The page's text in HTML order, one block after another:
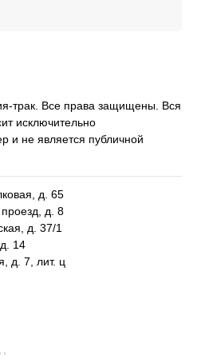
трак. Все права защищены. Вся
исключительно
и не является публичной
д. 65
д. 8
д. 37/1
14
д. 7, лит. ц